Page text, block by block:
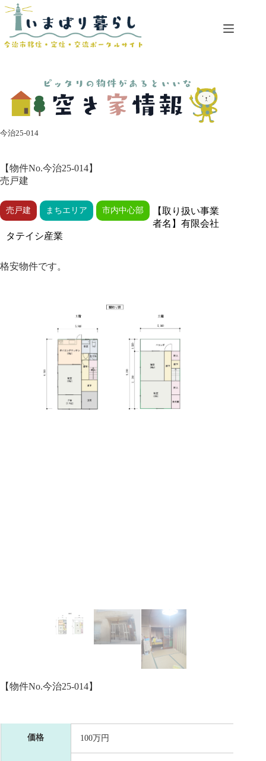
コ
ン
今治25-014
【物件No.今治25-014】
売戸建
売戸建 まちエリア 市内中心部
【取り扱い事業
者名】有限会社
タテイシ産業
格安物件です。
【物件No.今治25-014】
価格 100万円